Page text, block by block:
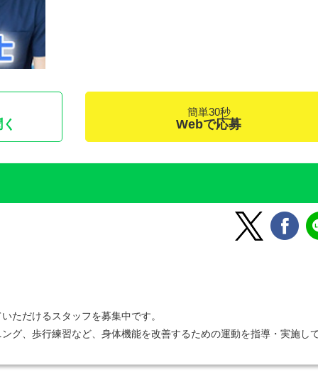
簡単30秒
Webで応募
ただけるスタッフを募集中です。
グ、歩行練習など、身体機能を改善するための運動を指導・実施し